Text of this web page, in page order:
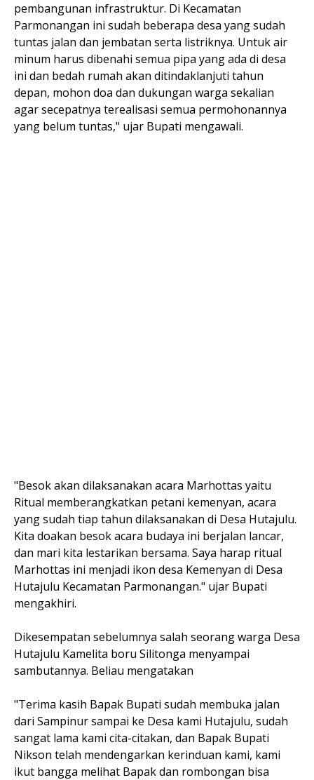
pembangunan infrastruktur. Di Kecamatan
Parmonangan ini sudah beberapa desa yang sudah
tuntas jalan dan jembatan serta listriknya. Untuk air
minum harus dibenahi semua pipa yang ada di desa
ini dan bedah rumah akan ditindaklanjuti tahun
depan, mohon doa dan dukungan warga sekalian
agar secepatnya terealisasi semua permohonannya
yang belum tuntas," ujar Bupati mengawali.
"Besok akan dilaksanakan acara Marhottas yaitu
Ritual memberangkatkan petani kemenyan, acara
yang sudah tiap tahun dilaksanakan di Desa Hutajulu.
Kita doakan besok acara budaya ini berjalan lancar,
dan mari kita lestarikan bersama. Saya harap ritual
Marhottas ini menjadi ikon desa Kemenyan di Desa
Hutajulu Kecamatan Parmonangan." ujar Bupati
mengakhiri.
Dikesempatan sebelumnya salah seorang warga Desa
Hutajulu Kamelita boru Silitonga menyampai
sambutannya. Beliau mengatakan
"Terima kasih Bapak Bupati sudah membuka jalan
dari Sampinur sampai ke Desa kami Hutajulu, sudah
sangat lama kami cita-citakan, dan Bapak Bupati
Nikson telah mendengarkan kerinduan kami, kami
ikut bangga melihat Bapak dan rombongan bisa